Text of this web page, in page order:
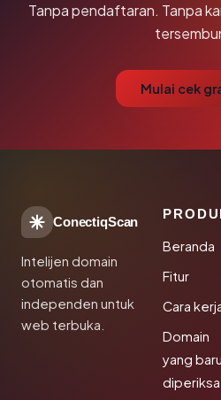
Tanpa pendaftaran. Tanpa
Mulai cek
ConectiqScan
Intelijen domain
otomatis dan
independen untuk
web terbuka.
Beranda
Fitur
Cara
Domain
yang baru
diperiksa